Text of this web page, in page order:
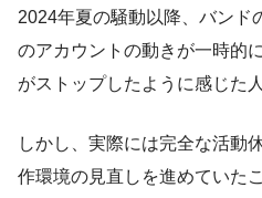
2024年夏の騒動以降、バンド
のアカウントの動きが一時的
がストップしたように感じた
しかし、実際には完全な活動
作環境の見直しを進めていた